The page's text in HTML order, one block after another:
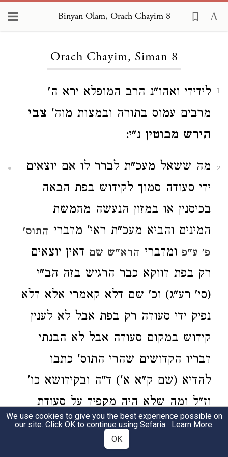
Binyan Olam, Orach Chayim 8
Orach Chayim, Siman 8
1
לידידי ואהו"נ הרב המופלא ירא ה'
מרבים עמוס בתורה ובמצות מוה' צבי
הירש מבוטין נ"י:
2
מה ששאל מעכ"ת לברר לו אם יוצאים
ידי סעודה סמוך לקידוש בפת הבאה
בכיסנין או במזון הנעשה מחמשת
המינים והביא מעכ"ת ראי' מדברי התוס'
פ' ע"פ ומדברי הרא"ש שם דאין יוצאים
רק בפת דווקא כבר הרגיש בזה הב"י
(סי' רע"ג) וכ' שם דלא קאמרי אלא דלא
נפיק ידי סעודה רק בפת אבל לא לענין
קידוש במקום סעודה אבל לא הבנתי
דבריו הקדושים שהרי התוס' כתבו
להדיא (שם ק"א א') ד"ה ובקידושא כו'
וז"ל ומה שלא היה מקפיד על סעודת
שבת כו' היינו משום שיוכלו לעשות
למחר ג' סעודות וכן מבואר ברא"ש שם
We use cookies to give you the best experience possible on
our site. Click OK to continue using Sefaria. Learn More.
OK